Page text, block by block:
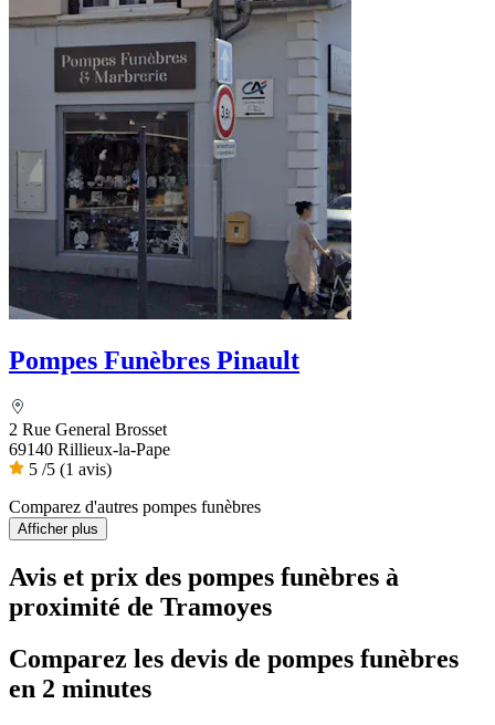
Pompes Funèbres Pinault
2 Rue General Brosset
69140 Rillieux-la-Pape
5 /5 (1 avis)
Comparez d'autres pompes funèbres
Afficher plus
Avis et prix des pompes funèbres à
proximité de Tramoyes
Comparez les devis de pompes funèbres
en 2 minutes